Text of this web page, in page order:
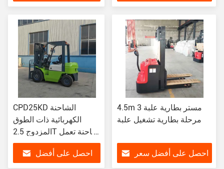
CPD25KD الشاحنة
الكهربائية ذات الطوق
المزدوج 2.5T شاحنة تعمل
بالبطاريات
احصل على أفضل
4.5m مستر بطارية علبة 3
مرحلة بطارية تشغيل علبة
احصل على أفضل سعر